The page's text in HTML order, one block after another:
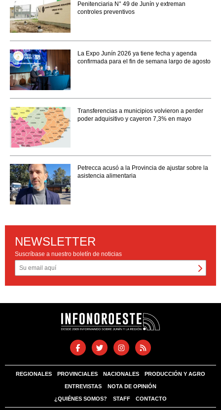
Penitenciaria N° 49 de Junín y extreman
controles preventivos
La Expo Junín 2026 ya tiene fecha y agenda
confirmada para el fin de semana largo de agosto
Transferencias a municipios volvieron a perder
poder adquisitivo y cayeron 7,3% en mayo
Petrecca acusó a la Provincia de ajustar sobre la
asistencia alimentaria
NEWSLETTER
Suscríbase a nuestro boletín de noticias
REGIONALES PROVINCIALES NACIONALES PRODUCCIÓN Y AGRO
ENTREVISTAS NOTA DE OPINIÓN
¿QUIÉNES SOMOS? STAFF CONTACTO